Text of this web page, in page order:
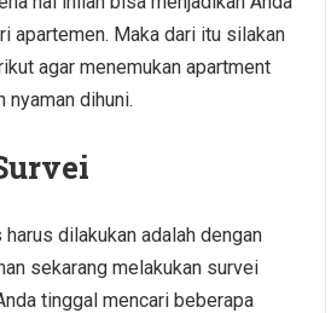
apartemen. Maka dari itu silakan
agar menemukan apartment
nyaman dihuni.
dilakukan adalah dengan
sekarang melakukan survei
tinggal mencari beberapa